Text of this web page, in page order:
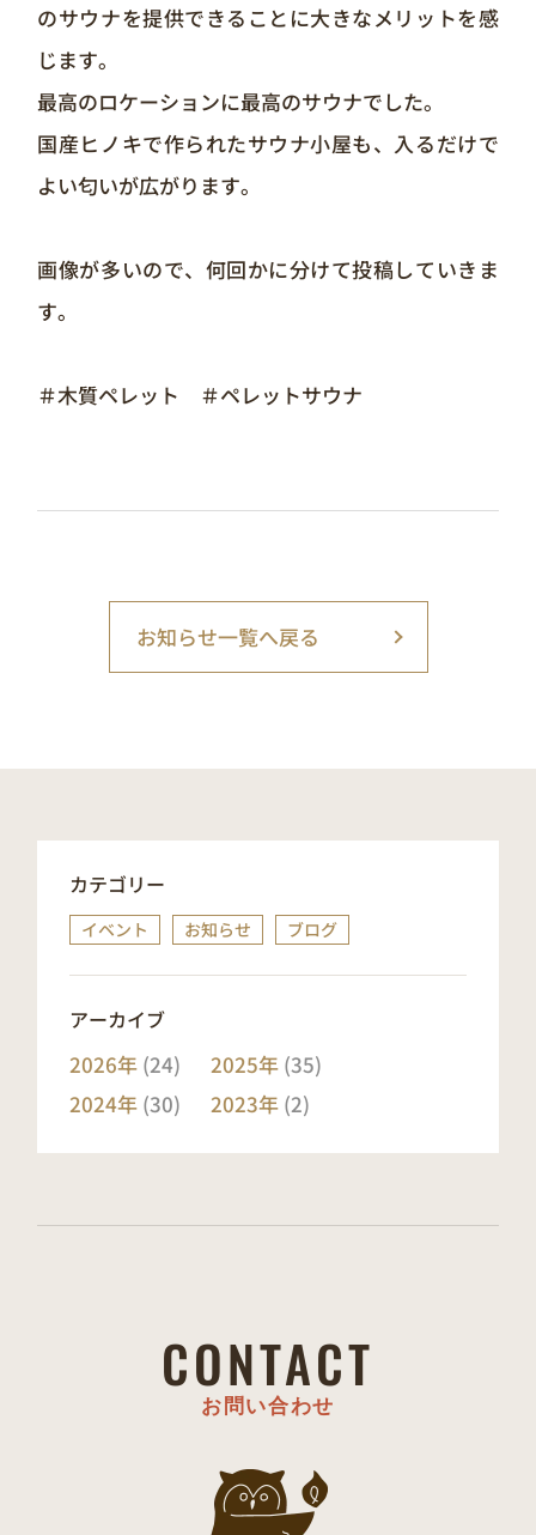
のサウナを提供できることに大きなメリットを感
じます。
最高のロケーションに最高のサウナでした。
国産ヒノキで作られたサウナ小屋も、入るだけで
よい匂いが広がります。
画像が多いので、何回かに分けて投稿していきま
す。
＃木質ペレット ＃ペレットサウナ
お知らせ一覧へ戻る
カテゴリー
イベント お知らせ ブログ
アーカイブ
2026年 (24) 2025年 (35)
2024年 (30) 2023年 (2)
CONTACT
お問い合わせ